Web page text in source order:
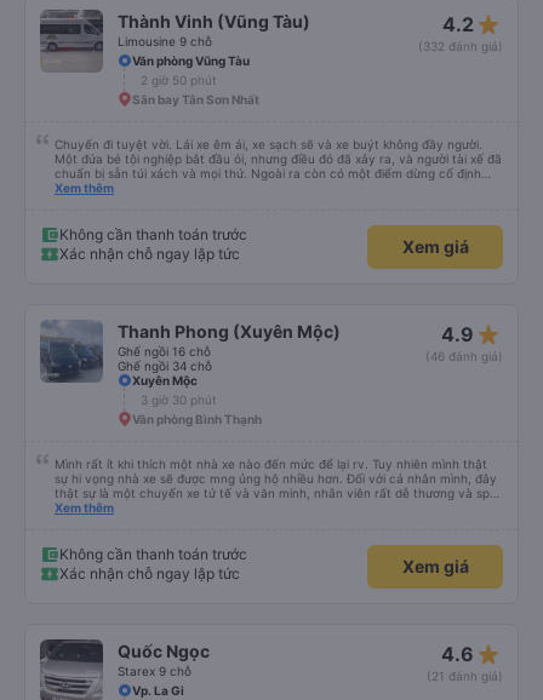
khách là trẻ em hoặc thai sản và sắp xếp chỗ ngồi phù hợp để đảm bảo an
toàn. Có không gian để đặt hành lý của bạn. Cổng sạc và màn hình LCD
không hoạt động ở chỗ ngồi của tôi. Hàng ghế sau 3 chỗ rất thoải mái và có
thể ngả ghế tối đa so với các ghế khác. Nó đi kèm với ghế massage. Có sẵn
một điểm dừng để đi vệ sinh. Bạn có thể chọn tùy chọn nơi dừng lại so với
dịch vụ khác. Người lái xe rất giỏi trả khách tại căn hộ của chúng tôi. Các
nhân viên tại văn phòng có thể nói được tiếng Anh và rất thân thiện. Tôi sẽ
giới thiệu công ty dịch vụ vận tải này cho mọi người để có chuyến đi an
Thành Vinh (Vũng Tàu)
Limousine 9 chỗ
4.2 star_rate
(332 đánh giá)
Văn phòng Vũng Tàu
2 giờ 50 phút
Sân bay Tân Sơn Nhất
Chuyến đi tuyệt vời. Lái xe êm ái, xe sạch sẽ và xe buýt không đầy người.
Một đứa bé tội nghiệp bắt đầu ói, nhưng điều đó đã xảy ra, và người tài xế đã
chuẩn bị sẵn túi xách và mọi thứ. Ngoài ra còn có một điểm dừng cố định
trên đường đến vubg tau
Xem thêm
Không cần thanh toán trước
Xác nhận chỗ ngay lập tức
Xem giá
Thanh Phong (Xuyên Mộc)
Ghế ngồi 16 chỗ
Ghế ngồi 34 chỗ
4.9 star_rate
(46 đánh giá)
Xuyên Mộc
3 giờ 30 phút
Văn phòng Bình Thạnh
Mình rất ít khi thích một nhà xe nào đến mức để lại rv. Tuy nhiên mình thật
sự hi vọng nhà xe sẽ được mng ủng hộ nhiều hơn. Đối với cá nhân mình, đây
thật sự là một chuyến xe tử tế và văn minh, nhân viên rất dễ thương và sp
nhiệt tình, chăm sóc tốt và thậm chí có ưu đãi cho hssv, chuyến xe tết sv
Xem thêm
Không cần thanh toán trước
Xác nhận chỗ ngay lập tức
Xem giá
Quốc Ngọc
Starex 9 chỗ
4.6 star_rate
(21 đánh giá)
Vp. La Gi